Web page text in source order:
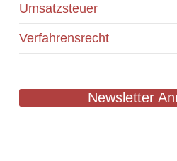
Umsatzsteuer
Verfahrensrecht
Newsletter